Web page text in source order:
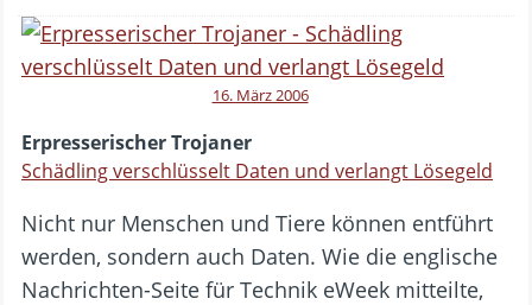
16. März 2006
Erpresserischer Trojaner
Schädling verschlüsselt Daten und verlangt Lösegeld
Nicht nur Menschen und Tiere können entführt
werden, sondern auch Daten. Wie die englische
Nachrichten-Seite für Technik eWeek mitteilte,